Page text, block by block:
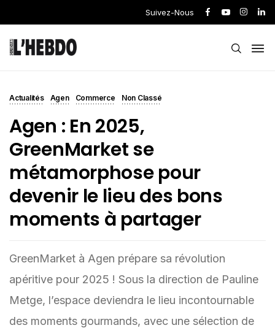
Suivez-Nous
Actualités Agen Commerce Non Classé
Agen : En 2025,
GreenMarket se
métamorphose pour
devenir le lieu des bons
moments à partager
GreenMarket à Agen prépare sa révolution
apéritive pour 2025 ! Sous la direction de Pauline
Metge, l’espace deviendra le lieu incontournable
des moments gourmands, avec une sélection de